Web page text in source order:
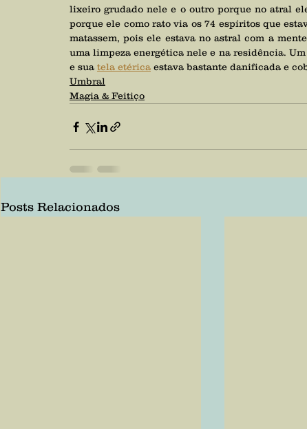
lixeiro grudado nele e o outro porque no atral
porque ele como rato via os 74 espíritos que
matassem, pois ele estava no astral com a
uma limpeza energética nele e na residência.
e sua tela etérica estava bastante danificada e
Umbral
Magia & Feitiço
Posts Relacionados